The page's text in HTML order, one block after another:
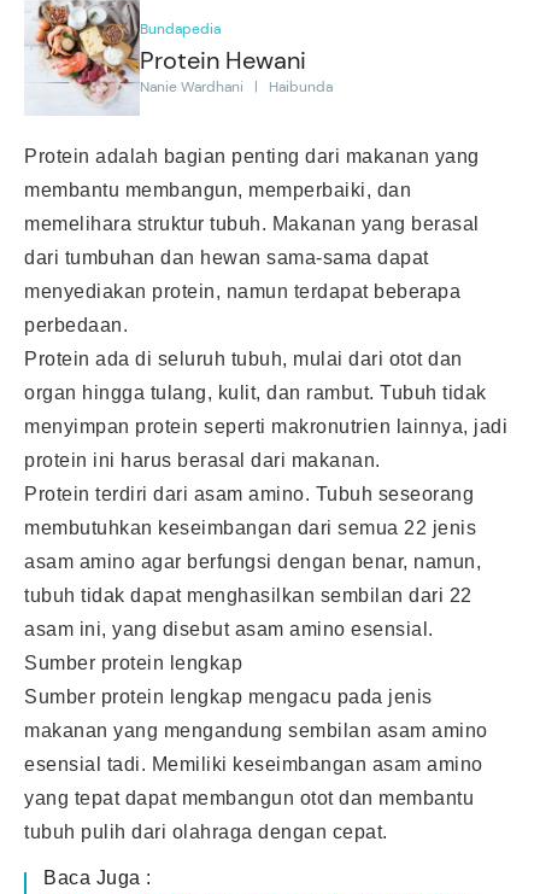
Bundapedia
Protein Hewani
Nanie Wardhani | Haibunda
Protein adalah bagian penting dari makanan yang
membantu membangun, memperbaiki, dan
memelihara struktur tubuh. Makanan yang berasal
dari tumbuhan dan hewan sama-sama dapat
menyediakan protein, namun terdapat beberapa
perbedaan.
Protein ada di seluruh tubuh, mulai dari otot dan
organ hingga tulang, kulit, dan rambut. Tubuh tidak
menyimpan protein seperti makronutrien lainnya, jadi
protein ini harus berasal dari makanan.
Protein terdiri dari asam amino. Tubuh seseorang
membutuhkan keseimbangan dari semua 22 jenis
asam amino agar berfungsi dengan benar, namun,
tubuh tidak dapat menghasilkan sembilan dari 22
asam ini, yang disebut asam amino esensial.
Sumber protein lengkap
Sumber protein lengkap mengacu pada jenis
makanan yang mengandung sembilan asam amino
esensial tadi. Memiliki keseimbangan asam amino
yang tepat dapat membangun otot dan membantu
tubuh pulih dari olahraga dengan cepat.
Baca Juga :